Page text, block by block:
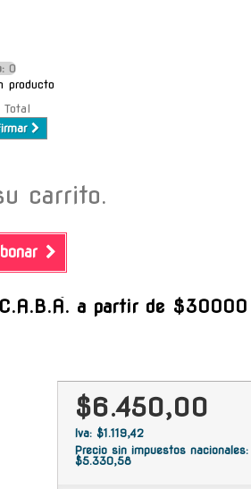
O
producto
Total
carrito.
- a partir de $30000
$6.450,00
Iva: $1.119,42
Precio sin impuestos nacionales:
$5.330,58